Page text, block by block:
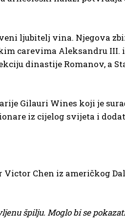
ljubitelj vina. Njegova
carevima Aleksandru III.
dinastije Romanov, a
Gilauri Wines koji je
iz cijelog svijeta i
Chen iz američkog
špilju. Moglo bi se